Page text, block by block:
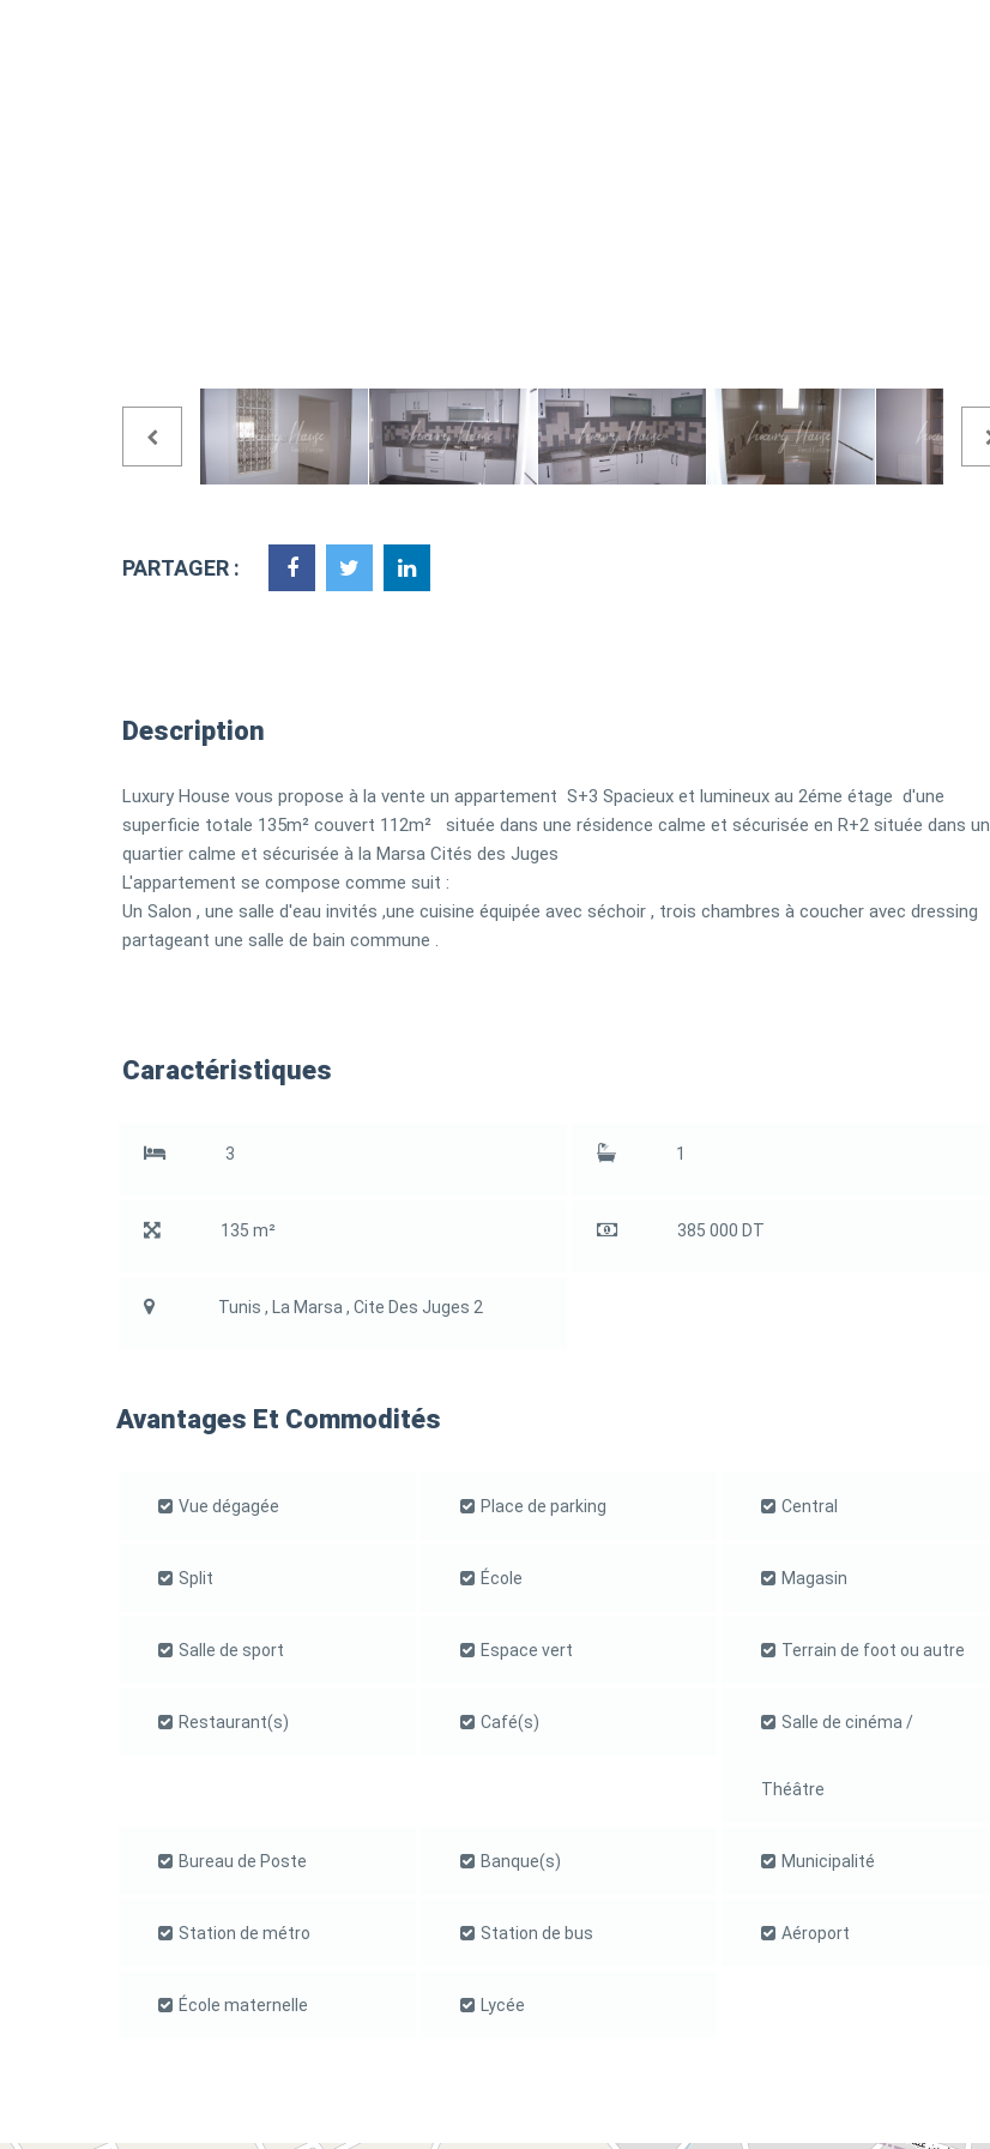
PARTAGER :
Description
Luxury House vous propose à la vente un appartement S+3 Spacieux et lumineux au 2éme étage d'une
superficie totale 135m² couvert 112m² située dans une résidence calme et sécurisée en R+2 située dans un
quartier calme et sécurisée à la Marsa Cités des Juges
L'appartement se compose comme suit :
Un Salon , une salle d'eau invités ,une cuisine équipée avec séchoir , trois chambres à coucher avec dressing
partageant une salle de bain commune .
Caractéristiques
3 1
135 m² 385 000 DT
Tunis , La Marsa , Cite Des Juges 2
Avantages Et Commodités
Vue dégagée Place de parking Central
Split École Magasin
Salle de sport Espace vert Terrain de foot ou autre
Restaurant(s) Café(s) Salle de cinéma /
Théâtre
Bureau de Poste Banque(s) Municipalité
Station de métro Station de bus Aéroport
École maternelle Lycée